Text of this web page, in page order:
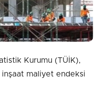
Kurumu (TÜİK),
inşaat maliyet endeksi